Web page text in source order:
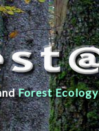
Forest Ecology